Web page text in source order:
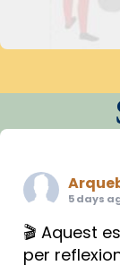
5 days
🎬 Aquest
per